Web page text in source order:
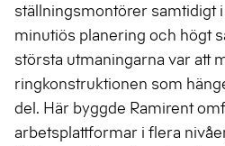
ställningsmontörer samtidigt
minutiös planering och högt
största utmaningarna var att
ringkonstruktionen som
del. Här byggde Ramirent
arbetsplattformar i flera